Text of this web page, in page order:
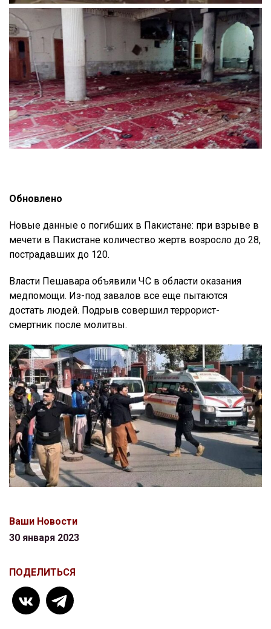
Обновлено
Новые данные о погибших в Пакистане: при взрыве в
мечети в Пакистане количество жертв возросло до 28,
пострадавших до 120.
Власти Пешавара объявили ЧС в области оказания
медпомощи. Из-под завалов все еще пытаются
достать людей. Подрыв совершил террорист-
смертник после молитвы.
Ваши Новости
30 января 2023
ПОДЕЛИТЬСЯ